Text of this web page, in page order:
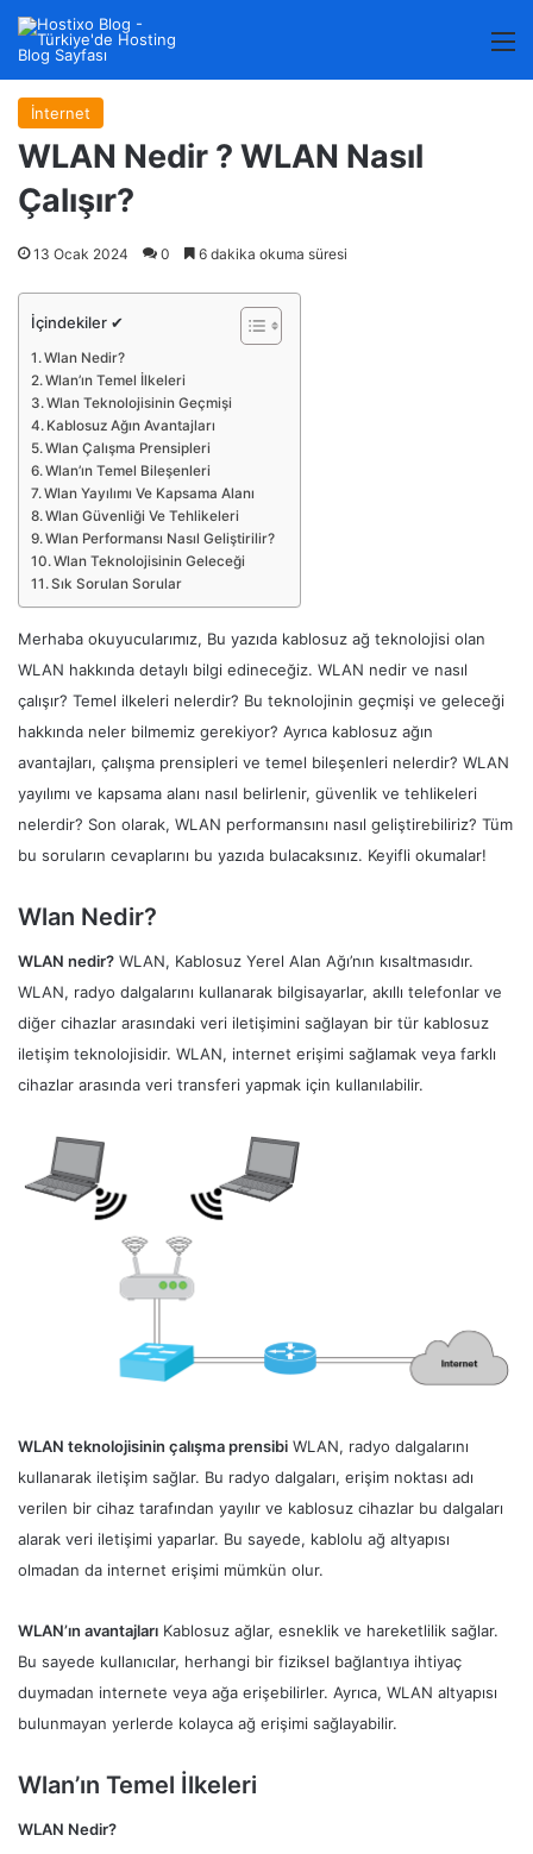
İnternet
WLAN Nedir ? WLAN Nasıl
Çalışır?
13 Ocak 2024 0 6 dakika okuma süresi
İçindekiler ✔
Wlan Nedir?
Wlan’ın Temel İlkeleri
Wlan Teknolojisinin Geçmişi
Kablosuz Ağın Avantajları
Wlan Çalışma Prensipleri
Wlan’ın Temel Bileşenleri
Wlan Yayılımı Ve Kapsama Alanı
Wlan Güvenliği Ve Tehlikeleri
Wlan Performansı Nasıl Geliştirilir?
Wlan Teknolojisinin Geleceği
Sık Sorulan Sorular
Merhaba okuyucularımız, Bu yazıda kablosuz ağ teknolojisi olan
WLAN hakkında detaylı bilgi edineceğiz. WLAN nedir ve nasıl
çalışır? Temel ilkeleri nelerdir? Bu teknolojinin geçmişi ve geleceği
hakkında neler bilmemiz gerekiyor? Ayrıca kablosuz ağın
avantajları, çalışma prensipleri ve temel bileşenleri nelerdir? WLAN
yayılımı ve kapsama alanı nasıl belirlenir, güvenlik ve tehlikeleri
nelerdir? Son olarak, WLAN performansını nasıl geliştirebiliriz? Tüm
bu soruların cevaplarını bu yazıda bulacaksınız. Keyifli okumalar!
Wlan Nedir?
WLAN nedir? WLAN, Kablosuz Yerel Alan Ağı’nın kısaltmasıdır.
WLAN, radyo dalgalarını kullanarak bilgisayarlar, akıllı telefonlar ve
diğer cihazlar arasındaki veri iletişimini sağlayan bir tür kablosuz
iletişim teknolojisidir. WLAN, internet erişimi sağlamak veya farklı
cihazlar arasında veri transferi yapmak için kullanılabilir.
WLAN teknolojisinin çalışma prensibi WLAN, radyo dalgalarını
kullanarak iletişim sağlar. Bu radyo dalgaları, erişim noktası adı
verilen bir cihaz tarafından yayılır ve kablosuz cihazlar bu dalgaları
alarak veri iletişimi yaparlar. Bu sayede, kablolu ağ altyapısı
olmadan da internet erişimi mümkün olur.
WLAN’ın avantajları Kablosuz ağlar, esneklik ve hareketlilik sağlar.
Bu sayede kullanıcılar, herhangi bir fiziksel bağlantıya ihtiyaç
duymadan internete veya ağa erişebilirler. Ayrıca, WLAN altyapısı
bulunmayan yerlerde kolayca ağ erişimi sağlayabilir.
Wlan’ın Temel İlkeleri
WLAN Nedir?